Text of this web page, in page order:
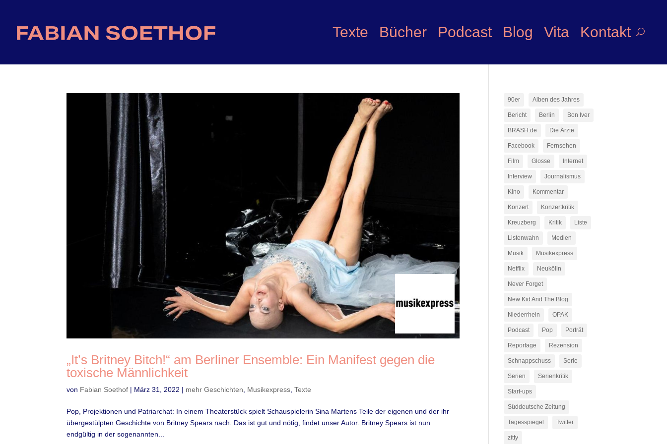
Texte Bücher Podcast Blog Vita Kontakt
„It’s Britney Bitch!“ am Berliner Ensemble: Ein Manifest gegen die
toxische Männlichkeit
von Fabian Soethof | März 31, 2022 | mehr Geschichten Musikexpress ,Texte
Pop, Projektionen und Patriarchat: In einem Theaterstück spielt Schauspielerin Sina Martens Teile der eigenen und der ihr
übergestülpten Geschichte von Britney Spears nach. Das ist gut und nötig, findet unser Autor. Britney Spears ist nun
endgültig in der sogenannten...
90er Alben des Jahres
Bericht Berlin Bon Iver
BRASH.de Die Ärzte
Facebook Fernsehen
Film Glosse Internet
Interview Journalismus
Kino Kommentar
Konzert Konzertkritik
Kreuzberg Kritik Liste
Listenwahn Medien
Musik Musikexpress
Netflix Neukölln
Never Forget
New Kid And The Blog
Niederrhein OPAK
Podcast Pop Porträt
Reportage Rezension
Schnappschuss Serie
Serien Serienkritik
Start-ups
Süddeutsche Zeitung
Tagesspiegel Twitter
zitty